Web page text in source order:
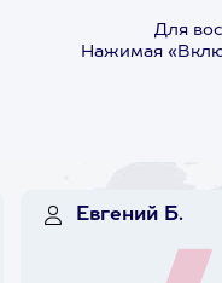
Для
Нажимая
Евгений Б.